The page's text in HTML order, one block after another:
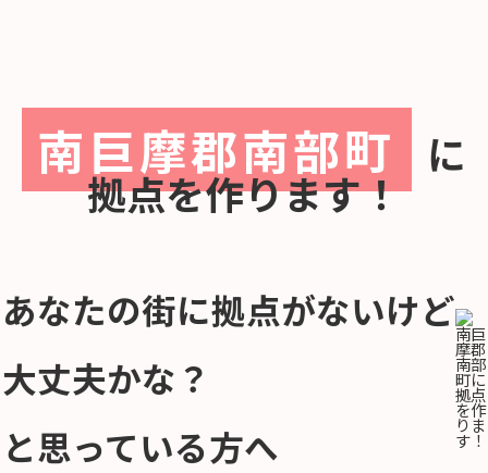
南巨摩郡南部町 に
拠点を作ります！
あなたの街に拠点がないけど
大丈夫かな？
と思っている方へ